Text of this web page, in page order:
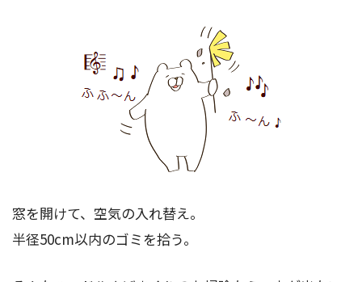
窓を開けて、空気の入れ替え。
半径50cm以内のゴミを拾う。